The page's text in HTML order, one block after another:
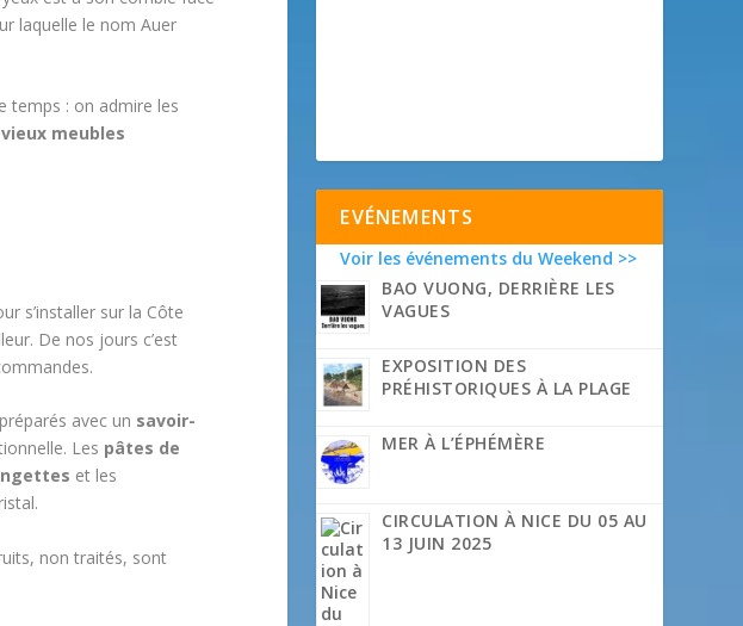
laquelle le nom Auer
temps : on admire les
vieux meubles
s’installer sur la Côte
De nos jours c’est
avec un savoir-
Les pâtes de
et les
non traités, sont
EVÉNEMENTS
Voir les événements du Weekend >>
BAO VUONG, DERRIÈRE LES
VAGUES
EXPOSITION DES
PRÉHISTORIQUES À LA PLAGE
MER À L’ÉPHÉMÈRE
CIRCULATION À NICE DU 05 AU
13 JUIN 2025